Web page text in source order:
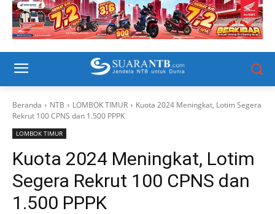
Beranda NTB LOMBOK TIMUR
Kuota 2024 Meningkat, Lotim Segera
Rekrut 100 CPNS dan 1.500 PPPK
LOMBOK TIMUR
Kuota 2024 Meningkat, Lotim
Segera Rekrut 100 CPNS dan
1.500 PPPK